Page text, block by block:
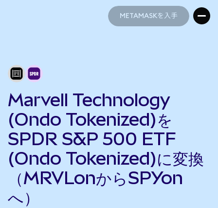
METAMASKを入手
Marvell Technology
(Ondo Tokenized)を
SPDR S&P 500 ETF
(Ondo Tokenized)に変換
（MRVLonからSPYon
へ）